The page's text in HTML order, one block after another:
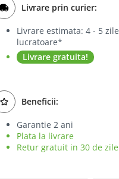
Livrare prin curier:
Livrare estimata: 4 - 5 zile
lucratoare*
Livrare gratuita!
Beneficii:
Garantie 2 ani
Plata la livrare
Retur gratuit in 30 de zile